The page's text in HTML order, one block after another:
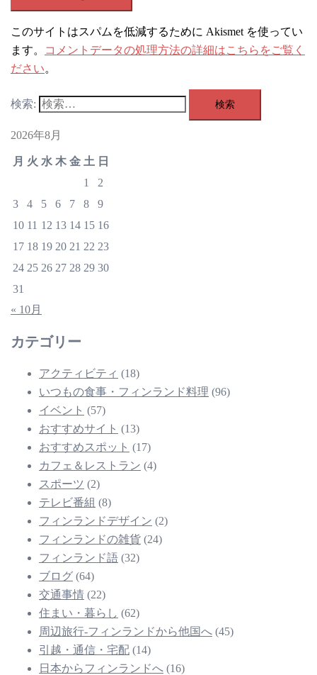
このサイトはスパムを低減するために Akismet を使ってい
ます。
コメントデータの処理方法の詳細はこちらをご覧く
ださい。
検索:
2026年8月
月 火 水 木 金 土 日
1
2
3
4 5 6 7 8
9
10 11 12 13 14 15 16
17 18 19 20 21 22 23
24 25 26 27 28 29 30
31
« 10月
カテゴリー
アクティビティ (18)
いつもの食事・フィンランド料理 (96)
イベント (57)
おすすめサイト (13)
おすすめスポット (17)
カフェ＆レストラン (4)
スポーツ (2)
テレビ番組 (8)
フィンランドデザイン (2)
フィンランドの雑貨 (24)
フィンランド語 (32)
ブログ (64)
交通事情 (22)
住まい・暮らし (62)
周辺旅行-フィンランドから他国へ (45)
引越・通信・宅配 (14)
日本からフィンランドへ (16)